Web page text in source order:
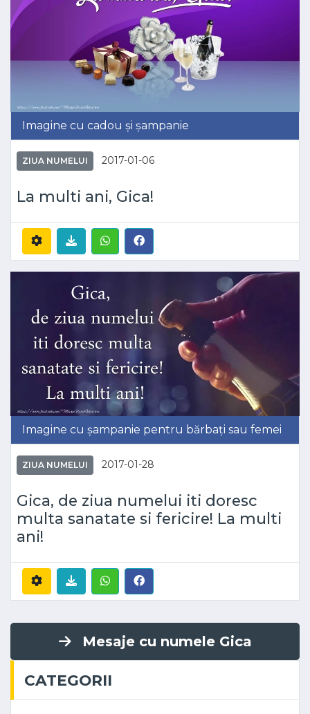
Imagine cu cadou și șampanie
ZIUA NUMELUI 2017-01-06
La multi ani, Gica!
Imagine cu șampanie pentru bărbați sau femei
ZIUA NUMELUI 2017-01-28
Gica, de ziua numelui iti doresc
multa sanatate si fericire! La multi
ani!
Mesaje cu numele Gica
CATEGORII